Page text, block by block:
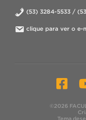
(53) 3284-5533 /
clique para ver o e-
©2026
Tema